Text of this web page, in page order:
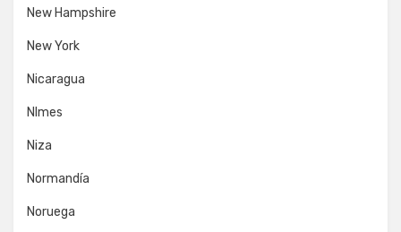
New Hampshire
New York
Nicaragua
NImes
Niza
Normandía
Noruega